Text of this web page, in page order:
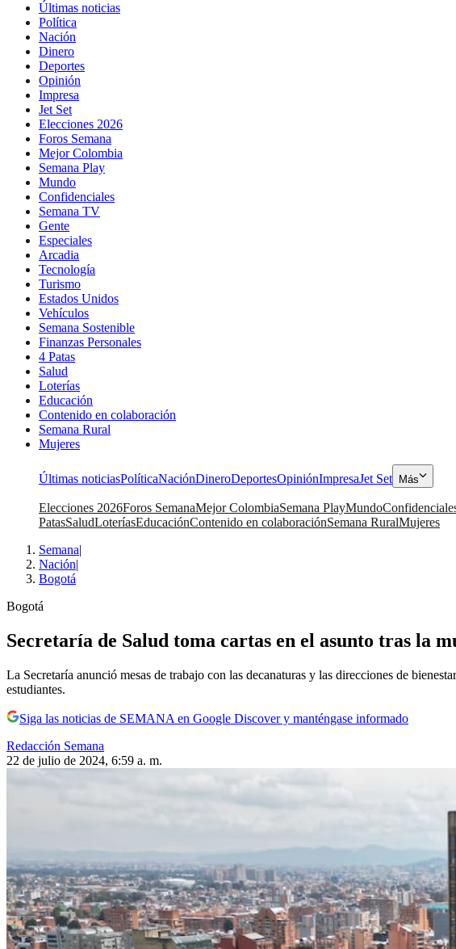
Últimas noticias
Política
Nación
Dinero
Deportes
Opinión
Impresa
Jet Set
Elecciones 2026
Foros Semana
Mejor Colombia
Semana Play
Mundo
Confidenciales
Semana TV
Gente
Especiales
Arcadia
Tecnología
Turismo
Estados Unidos
Vehículos
Semana Sostenible
Finanzas Personales
4 Patas
Salud
Loterías
Educación
Contenido en colaboración
Semana Rural
Mujeres
Últimas noticiasPolíticaNaciónDineroDeportesOpiniónImpresaJet Set Más
Elecciones 2026Foros SemanaMejor ColombiaSemana PlayMundo
PatasSaludLoteríasEducaciónContenido en colaboraciónSemana RuralMujeres
Semana|
Nación|
Bogotá
Bogotá
Secretaría de Salud toma cartas en el asunto tras la
La Secretaría anunció mesas de trabajo con las decanaturas y las direcciones de
estudiantes.
Siga las noticias de SEMANA en Google Discover y manténgase informado
Redacción Semana
22 de julio de 2024, 6:59 a. m.